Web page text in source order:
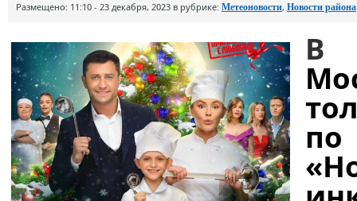
Размещено: 11:10 - 23 декабря, 2023 в рубрике: Метеоновости, Новости района
В
«